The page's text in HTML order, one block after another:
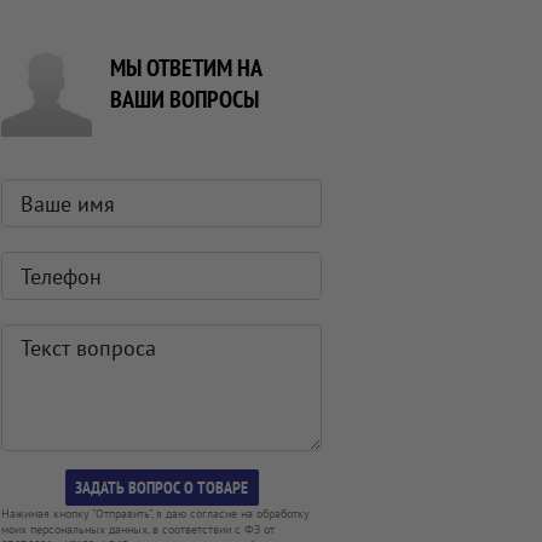
МЫ ОТВЕТИМ НА
ВАШИ ВОПРОСЫ
Нажимая кнопку "Отправить", я даю согласие на обработку
моих персональных данных, в соответствии с ФЗ от